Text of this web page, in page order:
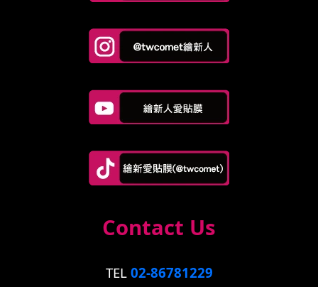
Contact Us
TEL 02-86781229